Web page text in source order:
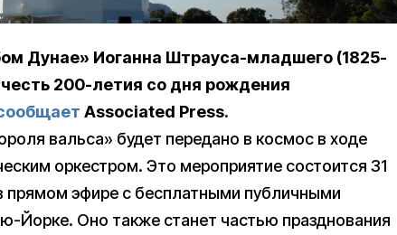
Дунае» Иоганна Штрауса-младшего (1825-
200-летия со дня рождения
Associated Press.
вальса» будет передано в космос в ходе
оркестром. Это мероприятие состоится 31
прямом эфире с бесплатными публичными
Йорке. Оно также станет частью празднования